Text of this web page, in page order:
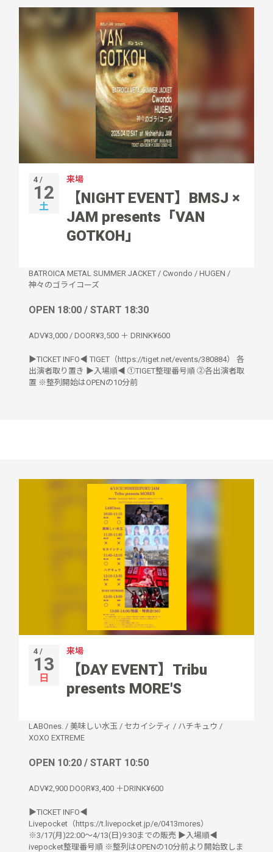
4 /
12
土
来場
【NIGHT EVENT】BMSJ ×
JAM presents「VAN
GOTKOH」
BATROICA METAL SUMMER JACKET / Cwondo / HUGEN /
神々のゴライコーズ
OPEN 18:00 / START 18:30
ADV¥3,000 / DOOR¥3,500 ＋ DRINK¥600
▶︎TICKET INFO◀︎ TIGET（https://tiget.net/events/380884） 各
出演者取り置き ▶︎入場順◀︎ ①TIGET整理番号順 ②各出演者取
置 ※整列開始はOPENの10分前
4 /
13
日
来場
【DAY EVENT】Tribu
presents MORE'S
LABOnes. / 美味しい水玉 / セカイシティ / ハチキュウ /
XOXO EXTREME
OPEN 10:20 / START 10:50
ADV¥2,900 DOOR¥3,400 ＋DRINK¥600
▶︎TICKET INFO◀︎
Livepocket（https://t.livepocket.jp/e/0413mores）
※3/17(月)22:00〜4/13(日)9:30までの販売 ▶︎入場順◀︎
ivepocket整理番号順 ※整列はOPENの10分前より開始致しま